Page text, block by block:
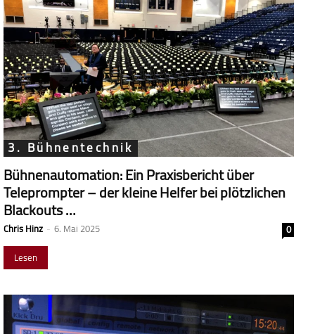
3. Bühnentechnik
Bühnenautomation: Ein Praxisbericht über
Teleprompter – der kleine Helfer bei plötzlichen
Blackouts …
Chris Hinz - 6. Mai 2025
0
Lesen